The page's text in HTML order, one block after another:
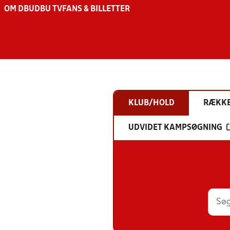
OM DBU DBU TV FANS & BILLETTER
KLUB/HOLD
UDVIDET KAMPSØGNING